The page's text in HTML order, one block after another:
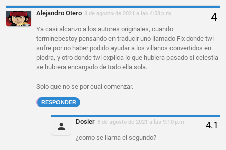
Alejandro Otero 8 de agosto de 2021 a las 4:58 p.m.
Ya casi alcanzo a los autores originales, cuando
terminebestoy pensando en traducir uno llamado Fix donde twi
sufre por no haber podido ayudar a los villanos convertidos en
piedra, y otro donde twi explica lo que hubiera pasado si celestia
se hubiera encargado de todo ella sola.
Solo que no se por cual comenzar.
RESPONDER
Dosier 8 de agosto de 2021 a las 9:10 p.m.
¿como se llama el segundo?